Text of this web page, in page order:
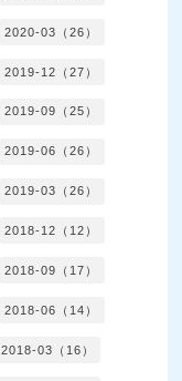
2020-03（26）
2019-12（27）
2019-09（25）
2019-06（26）
2019-03（26）
2018-12（12）
2018-09（17）
2018-06（14）
2018-03（16）